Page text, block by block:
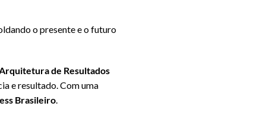
o presente e o futuro
de Resultados
e resultado. Com uma
Brasileiro.